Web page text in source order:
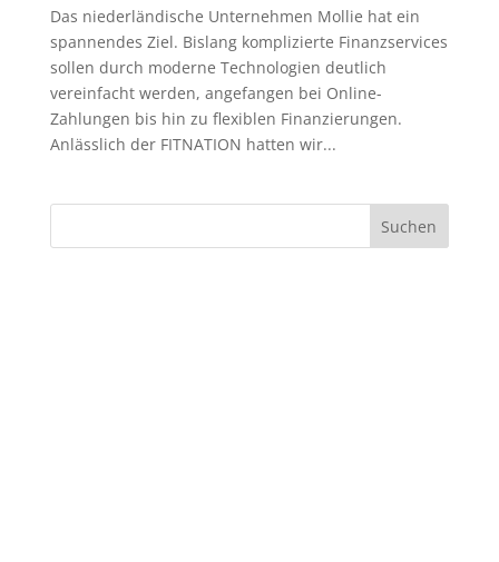
Das niederländische Unternehmen Mollie hat ein
spannendes Ziel. Bislang komplizierte Finanzservices
sollen durch moderne Technologien deutlich
vereinfacht werden, angefangen bei Online-
Zahlungen bis hin zu flexiblen Finanzierungen.
Anlässlich der FITNATION hatten wir...
Suchen